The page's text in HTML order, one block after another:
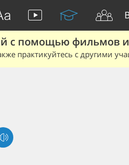
с помощью фильмов
практикуйтесь с другими